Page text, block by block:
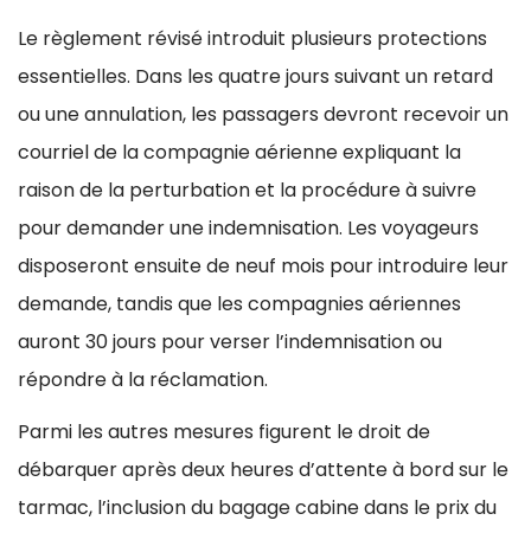
Le règlement révisé introduit plusieurs protections
essentielles. Dans les quatre jours suivant un retard
ou une annulation, les passagers devront recevoir un
courriel de la compagnie aérienne expliquant la
raison de la perturbation et la procédure à suivre
pour demander une indemnisation. Les voyageurs
disposeront ensuite de neuf mois pour introduire leur
demande, tandis que les compagnies aériennes
auront 30 jours pour verser l’indemnisation ou
répondre à la réclamation.
Parmi les autres mesures figurent le droit de
débarquer après deux heures d’attente à bord sur le
tarmac, l’inclusion du bagage cabine dans le prix du